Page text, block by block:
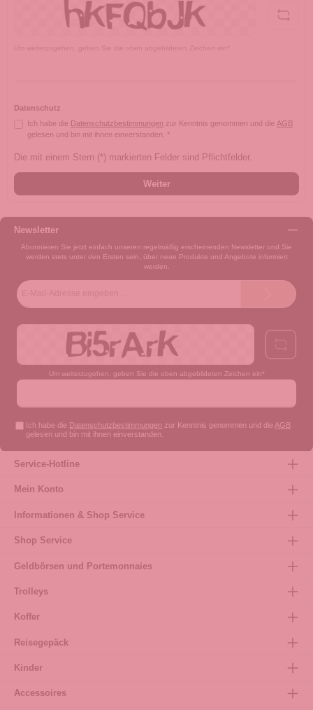
Um weiterzugehen, geben Sie die oben abgebildeten Zeichen ein*
Datenschutz
Ich habe die Datenschutzbestimmungen zur Kenntnis genommen und die AGB
gelesen und bin mit ihnen einverstanden. *
Die mit einem Stern (*) markierten Felder sind Pflichtfelder.
Weiter
Newsletter
Abonnieren Sie jetzt einfach unseren regelmäßig erscheinenden Newsletter und Sie
werden stets unter den Ersten sein, über neue Produkte und Angebote informiert
werden.
Um weiterzugehen, geben Sie die oben abgebildeten Zeichen ein*
Ich habe die Datenschutzbestimmungen zur Kenntnis genommen und dieAGB
gelesen und bin mit ihnen einverstanden.
Service-Hotline
Mein Konto
Informationen & Shop Service
Shop Service
Geldbörsen und Portemonnaies
Trolleys
Koffer
Reisegepäck
Kinder
Accessoires